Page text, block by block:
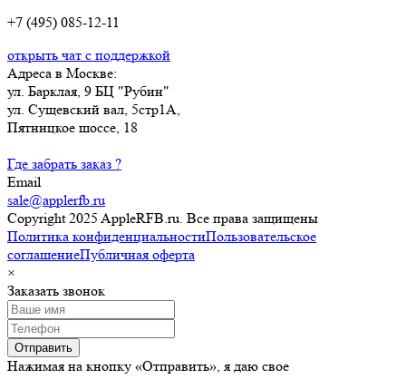
+7 (495) 085-12-11
открыть чат с поддержкой
Адреса в Москве:
ул. Барклая, 9 БЦ "Рубин"
ул. Сущевский вал, 5стр1А,
Пятницкое шоссе, 18
Где забрать заказ ?
Email
sale@applerfb.ru
Copyright 2025 AppleRFB.ru. Все права защищены
Политика конфиденциальностиПользовательское
соглашениеПубличная оферта
×
Заказать звонок
Отправить
Нажимая на кнопку «Отправить», я даю свое